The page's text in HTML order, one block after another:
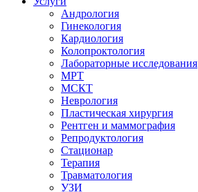
Андрология
Гинекология
Кардиология
Колопроктология
Лабораторные исследования
МРТ
МСКТ
Неврология
Пластическая хирургия
Рентген и маммография
Репродуктология
Стационар
Терапия
Травматология
УЗИ